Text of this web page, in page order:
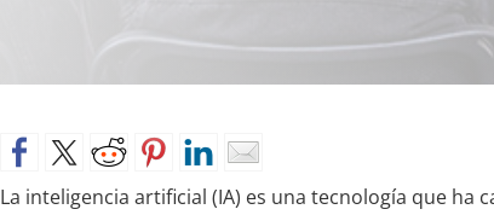
La inteligencia artificial (IA) es una tecnología que ha